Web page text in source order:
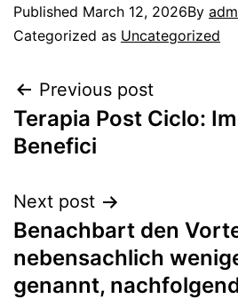
Published March 12, 2026By
Categorized as Uncategorized
Previous post
Terapia Post Ciclo:
Benefici
Next post
Benachbart den
nebensachlich
genannt,